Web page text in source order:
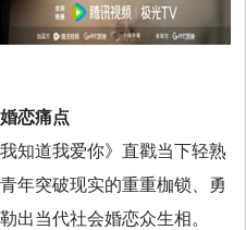
恋痛点
知道我爱你》直戳当下轻熟
年突破现实的重重枷锁、勇
出当代社会婚恋众生相。